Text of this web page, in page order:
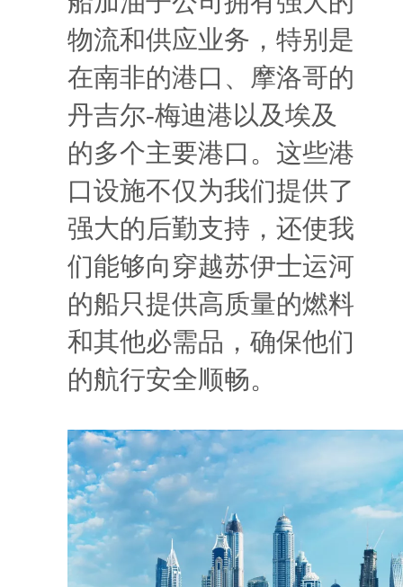
物流和供应业务，特别是
在南非的港口、摩洛哥的
丹吉尔-梅迪港以及埃及
的多个主要港口。这些港
口设施不仅为我们提供了
强大的后勤支持，还使我
们能够向穿越苏伊士运河
的船只提供高质量的燃料
和其他必需品，确保他们
的航行安全顺畅。